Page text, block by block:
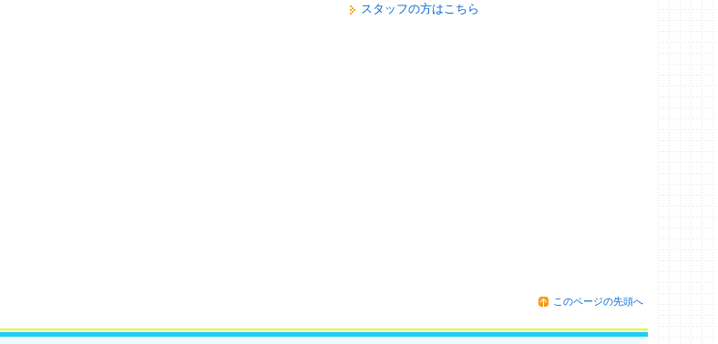
スタッフの方はこちら
このページの先頭へ